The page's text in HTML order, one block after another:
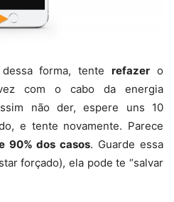
forma, tenterefazer o
com o cabo da energia
não der, espere uns 10
e tente novamente. Parece
90% dos casos. Guarde essa
forçado), ela pode te “salvar